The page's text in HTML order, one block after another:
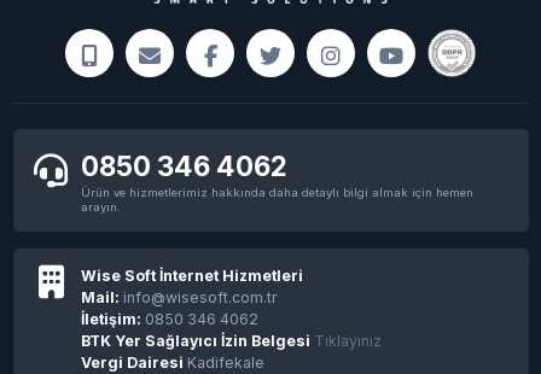
0850 346 4062
Ürün ve hizmetlerimiz hakkında daha detaylı bilgi almak için hemen
arayın.
Wise Soft İnternet Hizmetleri
Mail: info@wisesoft.com.tr
İletişim: 0850 346 4062
BTK Yer Sağlayıcı İzin Belgesi Tıklayınız
Vergi Dairesi Kadifekale